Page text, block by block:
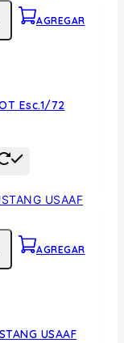
AGREGAR
Esc.1/72
AGREGAR
USAAF